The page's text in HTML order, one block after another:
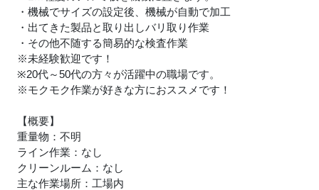
・機械でサイズの設定後、機械が自動で加工
・出てきた製品と取り出しバリ取り作業
・その他不随する簡易的な検査作業
※未経験歓迎です！
※20代～50代の方々が活躍中の職場です。
※モクモク作業が好きな方におススメです！
【概要】
重量物：不明
ライン作業：なし
クリーンルーム：なし
主な作業場所：工場内